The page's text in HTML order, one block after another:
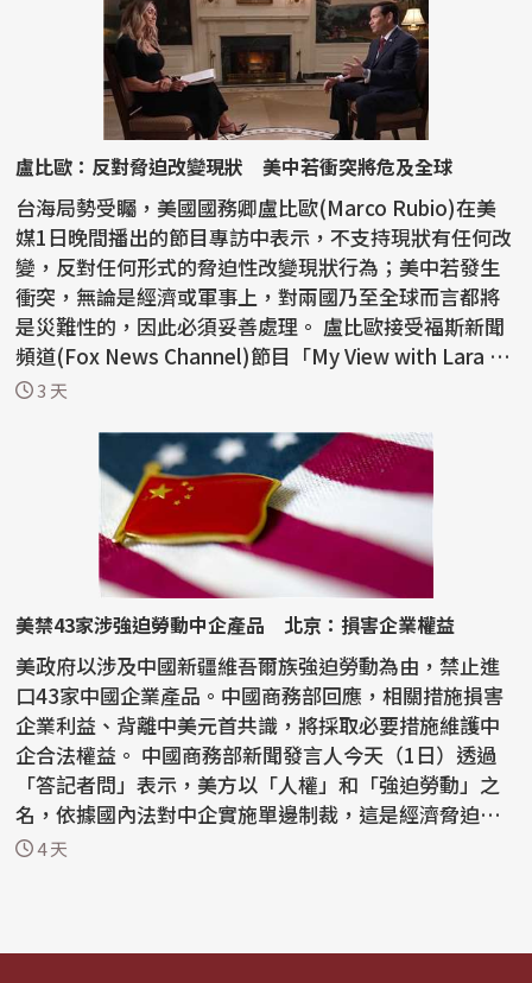
盧比歐：反對脅迫改變現狀 美中若衝突將危及全球
台海局勢受矚，美國國務卿盧比歐(Marco Rubio)在美
媒1日晚間播出的節目專訪中表示，不支持現狀有任何改
變，反對任何形式的脅迫性改變現狀行為；美中若發生
衝突，無論是經濟或軍事上，對兩國乃至全球而言都將
是災難性的，因此必須妥善處理。 盧比歐接受福斯新聞
頻道(Fox News Channel)節目「My View with Lara Tr
ump」...
3 天
美禁43家涉強迫勞動中企產品 北京：損害企業權益
美政府以涉及中國新疆維吾爾族強迫勞動為由，禁止進
口43家中國企業產品。中國商務部回應，相關措施損害
企業利益、背離中美元首共識，將採取必要措施維護中
企合法權益。 中國商務部新聞發言人今天（1日）透過
「答記者問」表示，美方以「人權」和「強迫勞動」之
名，依據國內法對中企實施單邊制裁，這是經濟脅迫行
為，損...
4 天